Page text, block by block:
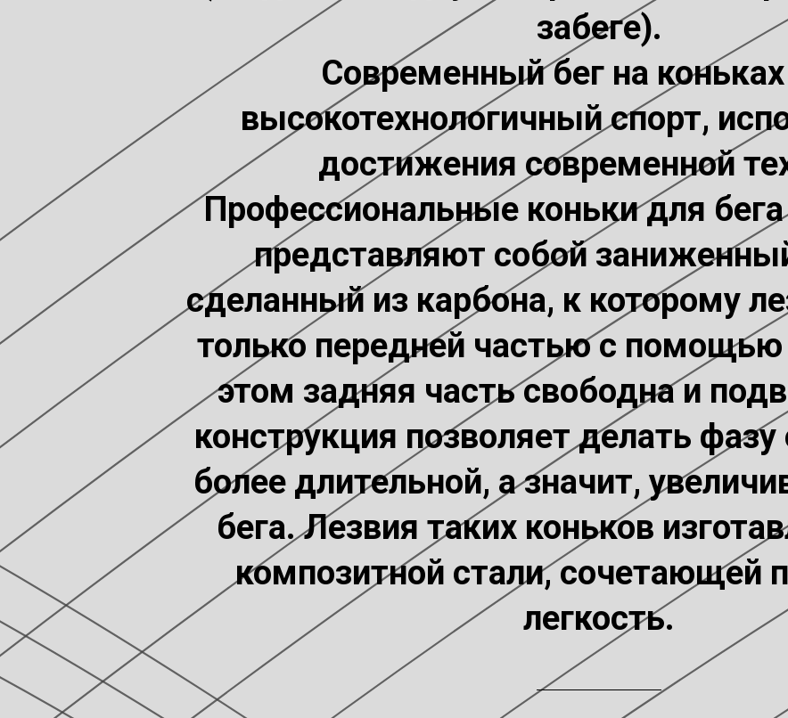
забеге).
Современный бег на
высокотехнологичный спорт,
достижения современной
Профессиональные коньки для
представляют собой
сделанный из карбона, к которому
только передней частью с
этом задняя часть свободна и
конструкция позволяет делать фазу
более длительной, а значит,
бега. Лезвия таких коньков
композитной стали, сочетающей
легкость.